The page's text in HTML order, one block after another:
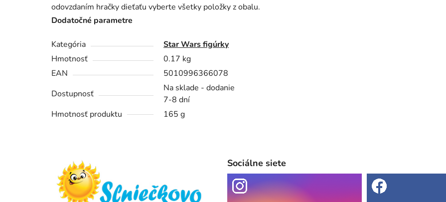
odovzdaním hračky dieťaťu vyberte všetky položky z obalu.
Dodatočné parametre
Kategória
Star Wars figúrky
Hmotnosť
0.17 kg
EAN
5010996366078
Dostupnosť
Na sklade - dodanie
7-8 dní
Hmotnosť produktu
165 g
Sociálne siete